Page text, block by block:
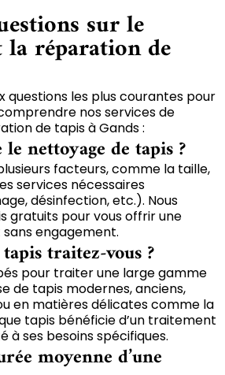
sur le
la réparation de
questions les plus courantes pour
nos services de
de tapis à Gands :
nettoyage de tapis ?
facteurs, comme la taille,
services nécessaires
désinfection, etc.). Nous
gratuits pour vous offrir une
engagement.
traitez-vous ?
pour traiter une large gamme
de tapis modernes, anciens,
en matières délicates comme la
tapis bénéficie d’un traitement
à ses besoins spécifiques.
moyenne d’une